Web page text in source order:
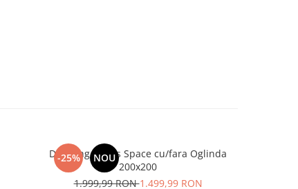
-25% NOU
Dressing Venus Space cu/fara Oglinda
200x200
1.999,99 RON1.499,99 RON